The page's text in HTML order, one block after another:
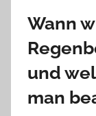
Wann
und
man